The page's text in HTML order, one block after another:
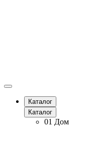
Каталог
Каталог
01 Дом